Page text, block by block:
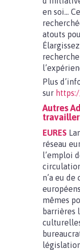
en soi…
atouts
Plus
sur
Autres
travailler
EURES
réseau
l’emploi
n’a eu de
mêmes
barrières